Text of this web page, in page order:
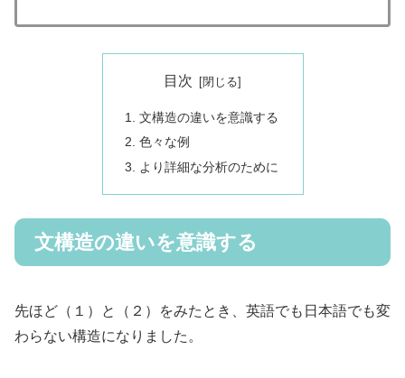
目次
文構造の違いを意識する
色々な例
より詳細な分析のために
文構造の違いを意識する
先ほど（１）と（２）をみたとき、英語でも日本語でも変
わらない構造になりました。